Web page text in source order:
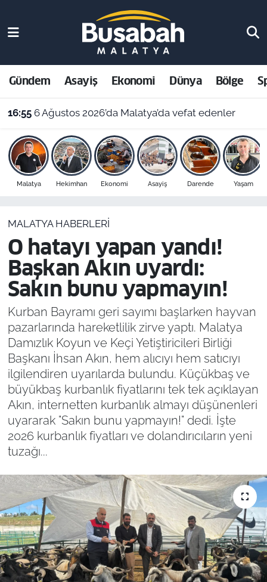
Gündem Asayiş Ekonomi Dünya Bölge
16:55 6 Ağustos 2026’da Malatya’da vefat edenler
Malatya Hekimhan Ekonomi Asayiş Darende Yaşam
MALATYA HABERLERI
O hatayı yapan yandı!
Başkan Akın uyardı:
Sakın bunu yapmayın!
Kurban Bayramı geri sayımı başlarken hayvan
pazarlarında hareketlilik zirve yaptı. Malatya
Damızlık Koyun ve Keçi Yetiştiricileri Birliği
Başkanı İhsan Akın, hem alıcıyı hem satıcıyı
ilgilendiren uyarılarda bulundu. Küçükbaş ve
büyükbaş kurbanlık fiyatlarını tek tek açıklayan
Akın, internetten kurbanlık almayı düşünenleri
uyararak "Sakın bunu yapmayın!" dedi. İşte
2026 kurbanlık fiyatları ve dolandırıcıların yeni
tuzağı...
Asayiş
Ekonomi
Dünya
Bölge
Resmi İlanlar
Malatya Nöbetçi Eczaneler
Malatya Hava Durumu
Malatya Namaz Vakitleri
Malatya Trafik Yoğunluk Haritası
Süper Lig Puan Durumu ve Fikstür
Son Dakika Haberleri
Haber Arşivi